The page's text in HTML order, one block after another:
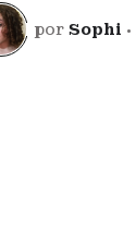
por Sophi •